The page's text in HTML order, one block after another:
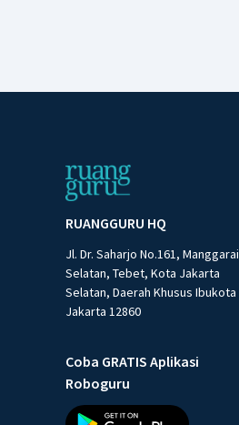
RUANGGURU HQ
Jl. Dr. Saharjo No.161, Manggarai
Selatan, Tebet, Kota Jakarta
Selatan, Daerah Khusus Ibukota
Jakarta 12860
Coba GRATIS Aplikasi
Roboguru